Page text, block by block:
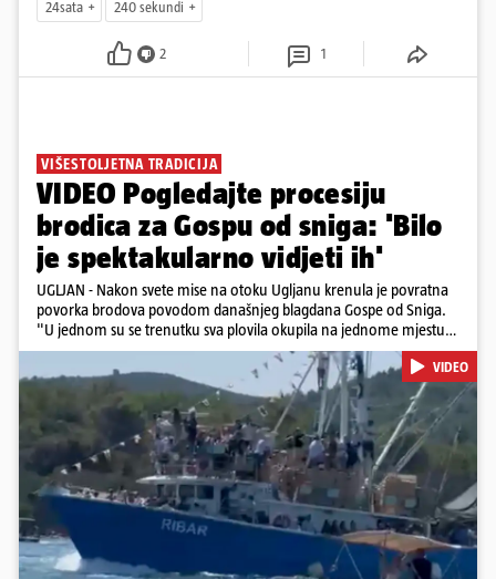
24sata 240 sekundi
2 1
VIŠESTOLJETNA TRADICIJA
VIDEO Pogledajte procesiju
brodica za Gospu od sniga: 'Bilo
je spektakularno vidjeti ih'
UGLJAN - Nakon svete mise na otoku Ugljanu krenula je povratna
povorka brodova povodom današnjeg blagdana Gospe od Sniga.
"U jednom su se trenutku sva plovila okupila na jednome mjestu
te sinkronizirano kružila sljedećih deset minuta, što je izgledalo
spektakularno", kazala nam je čitateljica koja je snimila povorku.
Posebno atraktivan prizor bio je, kako je rekla, kada su se pojedini
sudionici popeli na vrhove brodova i mahali upaljenim bakljama.
Na nekim su brodovima bili svirači, što je dodatno pridonijelo
živosti prizora. Riječ je o višestoljetnoj tradiciji, koja se neprekidno
održava od 1514. godine. U sklopu proslave održat će se i
tradicionalna Kukljiška fešta, koja će započeti u popodnevnim
satima s tradicionalnim dalmatinskim igrama.
Pokretanje videa...
VIDEO